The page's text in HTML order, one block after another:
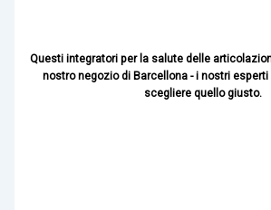
Questi integratori per la salute delle
nostro negozio di Barcellona - i nostri
scegliere quello giusto.